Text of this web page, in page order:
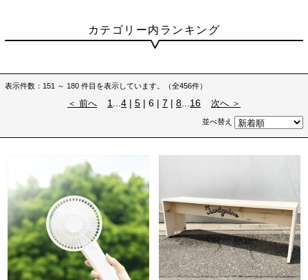
カテゴリー内ランキング
表示件数：151 ～ 180 件目を表示しています。（全456件）
＜ 前へ 1 4 | 5 | 6 | 7 | 8 16 次へ ＞
並べ替え